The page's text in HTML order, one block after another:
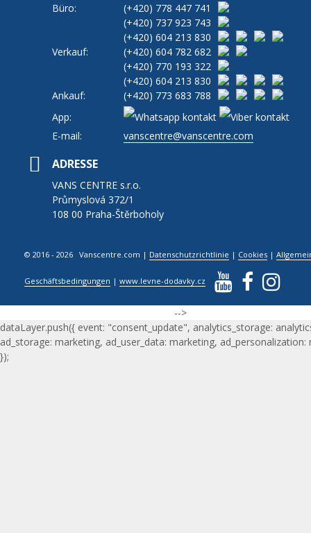
Büro: (+420) 778 447 741
(+420) 737 923 743
(+420) 604 213 830
Verkauf:
(+420) 604 782 682
(+420) 770 193 322
(+420) 604 213 830
Ankauf:
(+420) 773 683 788
App:
E-mail:
vanscentre@vanscentre.com
ADRESSE
VANS CENTRE s.r.o.
Průmyslová 372/1
108 00 Praha-Štěrboholy
© 2016 - 2026 Vanscentre.com | Datenschutzrichtlinie | Cookies |
Geschäftsbedingungen |www.levne-dodavky.cz
-->
dataLayer.push({ event: "consent_update", analytics_storage:
ad_storage: marketing, ad_user_data: marketing, ad_personalization:
});